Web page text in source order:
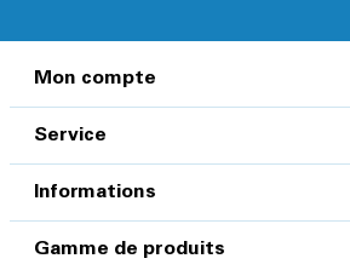
Mon compte
Service
Informations
Gamme de produits